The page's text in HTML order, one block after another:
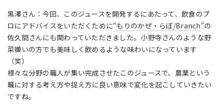
黒澤さん：今回、このジュースを開発するにあたって、飲食のプ
ロにアドバイスをいただくために“もりのかぜ・らぼ/Branch”の
佐久間さんにも関わっていただきました。小野寺さんのような野
菜嫌いの方でも美味しく飲めるような味わいになっています
（笑）
様々な分野の職人が集い完成させたこのジュースで、農業という
職に対する考え方や捉え方に良い意味で変化を起こしていきたい
ですね。